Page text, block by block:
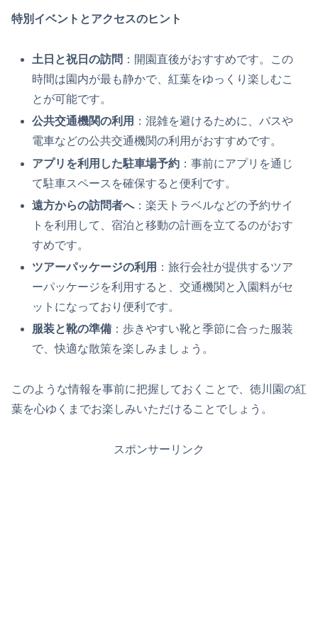
特別イベントとアクセスのヒント
土日と祝日の訪問 ：開園直後がおすすめです。この
時間は園内が最も静かで、紅葉をゆっくり楽しむこ
とが可能です。
公共交通機関の利用 ：混雑を避けるために、バスや
電車などの公共交通機関の利用がおすすめです。
アプリを利用した駐車場予約 ：事前にアプリを通じ
て駐車スペースを確保すると便利です。
遠方からの訪問者へ：楽天トラベルなどの予約サイ
トを利用して、宿泊と移動の計画を立てるのがおす
すめです。
ツアーパッケージの利用 ：旅行会社が提供するツア
ーパッケージを利用すると、交通機関と入園料がセ
ットになっており便利です。
服装と靴の準備 ：歩きやすい靴と季節に合った服装
で、快適な散策を楽しみましょう。
このような情報を事前に把握しておくことで、徳川園の紅
葉を心ゆくまでお楽しみいただけることでしょう。
スポンサーリンク